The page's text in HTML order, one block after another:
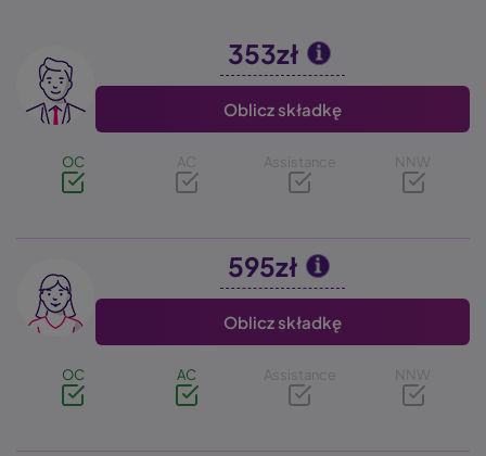
Image 353zł
Oblicz składkę
OC AC Assistance NNW
Image 595zł
Oblicz składkę
OC AC Assistance NNW